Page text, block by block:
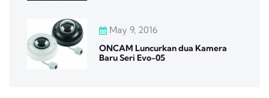
May 9, 2016
ONCAM Luncurkan dua Kamera
Baru Seri Evo-05